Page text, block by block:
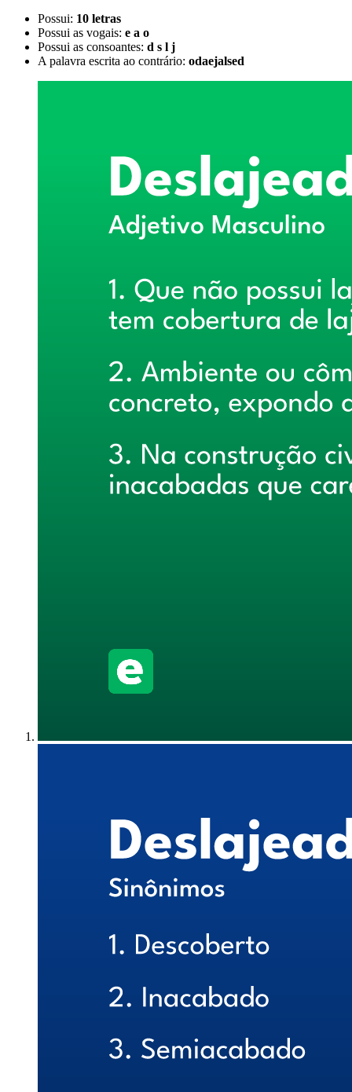
Possui: 10 letras
Possui as vogais: e a o
Possui as consoantes: d s l j
A palavra escrita ao contrário: odaejalsed